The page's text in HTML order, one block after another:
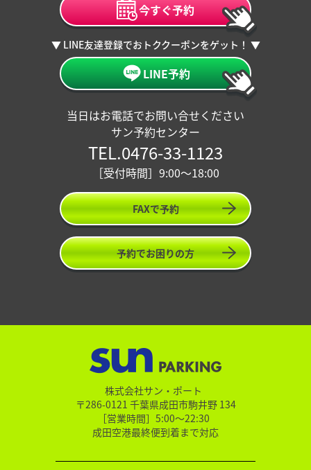
今すぐ予約
▼ LINE友達登録でおトククーポンをゲット！ ▼
LINE予約
当日はお電話でお問い合せください
サン予約センター
TEL.0476-33-1123
［受付時間］9:00〜18:00
FAXで予約
予約でお困りの方
株式会社サン・ポート
〒286-0121 千葉県成田市駒井野 134
［営業時間］5:00～22:30
成田空港最終便到着まで対応